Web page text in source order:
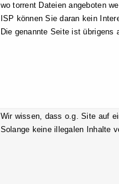
wo torrent Dateien angeboten
ISP können Sie daran kein
Die genannte Seite ist übrigens
Wir wissen, dass o.g. Site auf
Solange keine illegalen Inhalte